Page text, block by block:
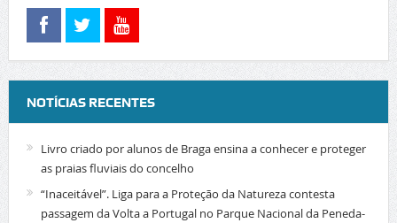
NOTÍCIAS RECENTES
Livro criado por alunos de Braga ensina a conhecer e proteger
as praias fluviais do concelho
“Inaceitável”. Liga para a Proteção da Natureza contesta
passagem da Volta a Portugal no Parque Nacional da Peneda-